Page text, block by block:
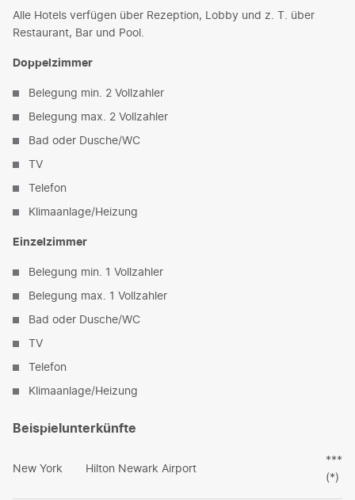
Alle Hotels verfügen über Rezeption, Lobby und z. T. über
Restaurant, Bar und Pool.
Doppelzimmer
Belegung min. 2 Vollzahler
Belegung max. 2 Vollzahler
Bad oder Dusche/WC
TV
Telefon
Klimaanlage/Heizung
Einzelzimmer
Belegung min. 1 Vollzahler
Belegung max. 1 Vollzahler
Bad oder Dusche/WC
TV
Telefon
Klimaanlage/Heizung
Beispielunterkünfte
New York Hilton Newark Airport
***
(*)